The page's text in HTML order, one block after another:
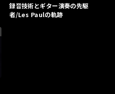
録音技術とギター演奏の先駆
者/Les Paulの軌跡